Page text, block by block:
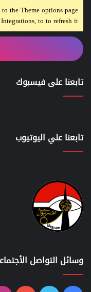
the Theme options page
to to refresh it.
تابعنا على فيسبوك
تابعنا علي اليوتيوب
وسائل التواصل